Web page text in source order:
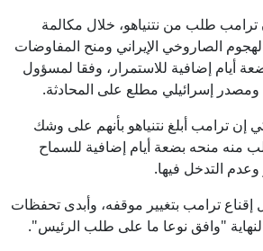
القناة 12، أن ترامب طلب من نتنياهو، خلال مكالمة
الصاروخي الإيراني ومنح المفاوضات
أيام إضافية للاستمرار، وفقا لمسؤول
إسرائيلي مطلع على المحادثة.
إن ترامب أبلغ نتنياهو بأنهم على وشك
منه منحه بضعة أيام إضافية للسماح
التدخل فيها.
إقناع ترامب بتغيير موقفه، وأبدى تحفظات
"وافق نوعا ما على طلب الرئيس".